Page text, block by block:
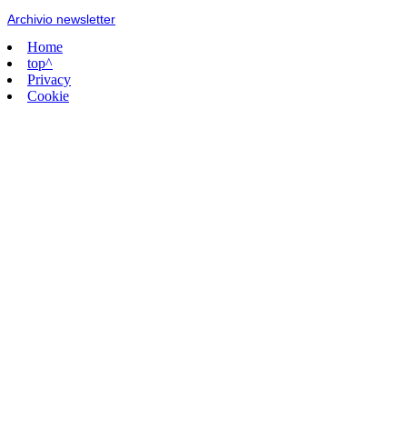
Archivio newsletter
Home
top^
Privacy
Cookie